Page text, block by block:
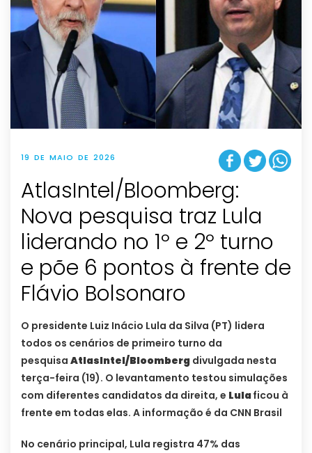
19 DE MAIO DE 2026
AtlasIntel/Bloomberg:
Nova pesquisa traz Lula
liderando no 1º e 2º turno
e põe 6 pontos à frente de
Flávio Bolsonaro
O presidente Luiz Inácio Lula da Silva (PT) lidera
todos os cenários de primeiro turno da
pesquisa AtlasIntel/Bloomberg divulgada nesta
terça-feira (19). O levantamento testou simulações
com diferentes candidatos da direita, e Lulaficou à
frente em todas elas. A informação é da CNN Brasil
No cenário principal, Lula registra 47% das